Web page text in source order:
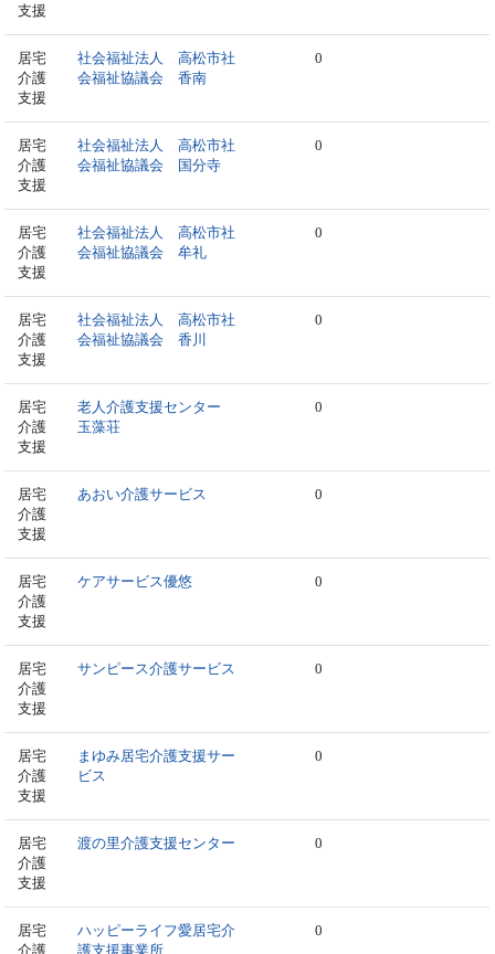
支援
居宅
介護
支援
社会福祉法人 高松市社
会福祉協議会 香南
0
居宅
介護
支援
社会福祉法人 高松市社
会福祉協議会 国分寺
0
居宅
介護
支援
社会福祉法人 高松市社
会福祉協議会 牟礼
0
居宅
介護
支援
社会福祉法人 高松市社
会福祉協議会 香川
0
居宅
介護
支援
老人介護支援センター
玉藻荘
0
居宅
介護
支援
あおい介護サービス 0
居宅
介護
支援
ケアサービス優悠 0
居宅
介護
支援
サンピース介護サービス 0
居宅
介護
支援
まゆみ居宅介護支援サー
ビス
0
居宅
介護
支援
渡の里介護支援センター 0
居宅
介護
ハッピーライフ愛居宅介
護支援事業所
0